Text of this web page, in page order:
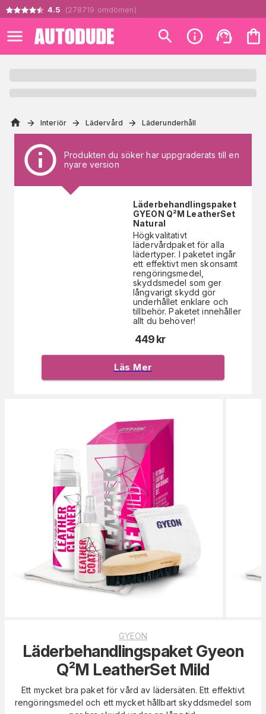
4.5 (278719 omdömen )
Interiör Lädervård Läderunderhåll
Produkten du söker har uppgraderats till en
nyare version
Läderbehandlingspaket
GYEON Q²M LeatherSet
Natural
Högkvalitativt
lädervårdpaket för alla
lädertyper. I paketet ingår
ett effektivt men skonsamt
rengöringsmedel,
skyddsmedel som ger
långvarigt skydd gör
underhållet enklare och
tillbehör. Paketet innehåller
allt du behöver!
449 kr
Läs Mer
GYEON
Läderbehandlingspaket Gyeon
Q²M LeatherSet Mild
Ett mycket bra paket för vård av lädersäten. Ett effektivt
rengöringsmedel och ett mycket hållbart skyddsmedel som